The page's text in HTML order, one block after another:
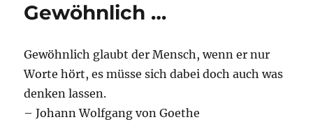
Gewöhnlich …
Gewöhnlich glaubt der Mensch, wenn er nur
Worte hört, es müsse sich dabei doch auch was
denken lassen.
– Johann Wolfgang von Goethe